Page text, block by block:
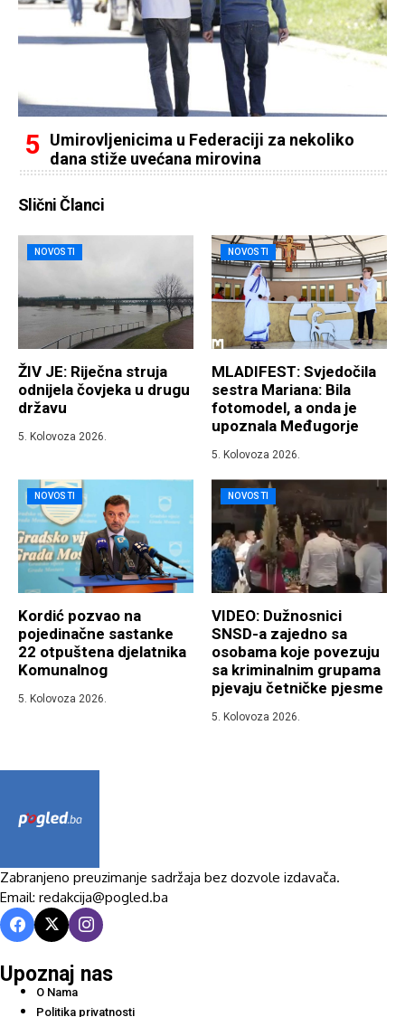
Umirovljenicima u Federaciji za nekoliko
dana stiže uvećana mirovina
Slični Članci
NOVOSTI
ŽIV JE: Riječna struja
odnijela čovjeka u drugu
državu
5. Kolovoza 2026.
NOVOSTI
MLADIFEST: Svjedočila
sestra Mariana: Bila
fotomodel, a onda je
upoznala Međugorje
5. Kolovoza 2026.
NOVOSTI
Kordić pozvao na
pojedinačne sastanke
22 otpuštena djelatnika
Komunalnog
5. Kolovoza 2026.
NOVOSTI
VIDEO: Dužnosnici
SNSD-a zajedno sa
osobama koje povezuju
sa kriminalnim grupama
pjevaju četničke pjesme
5. Kolovoza 2026.
Zabranjeno preuzimanje sadržaja bez dozvole izdavača.
Email: redakcija@pogled.ba
Upoznaj nas
O Nama
Politika privatnosti